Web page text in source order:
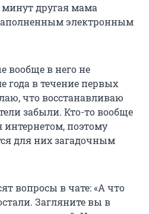
минут другая мама
электронным
вообще в него не
года в течение первых
что восстанавливаю
забыли. Кто-то вообще
интернетом, поэтому
для них загадочным
вопросы в чате: «А что
Загляните вы в